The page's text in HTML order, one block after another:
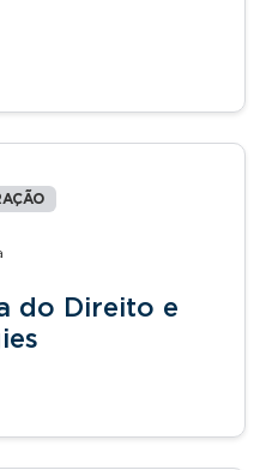
do Direito e